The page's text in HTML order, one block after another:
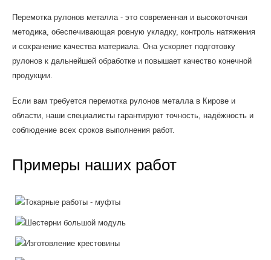
Перемотка рулонов металла - это современная и высокоточная
методика, обеспечивающая ровную укладку, контроль натяжения
и сохранение качества материала. Она ускоряет подготовку
рулонов к дальнейшей обработке и повышает качество конечной
продукции.
Если вам требуется перемотка рулонов металла в Кирове и
области, наши специалисты гарантируют точность, надёжность и
соблюдение всех сроков выполнения работ.
Примеры наших работ